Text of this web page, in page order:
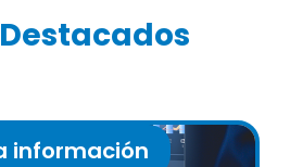
información